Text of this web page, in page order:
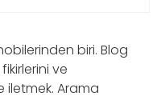
biri. Blog
ve
iletmek. Arama